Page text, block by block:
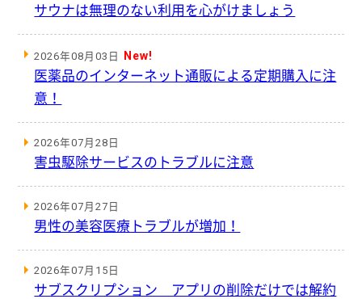
n
サウナは無理のない利用を心がけましょう
2026年08月03日 New!
医薬品のインターネット通販による定期購入に注
意！
2026年07月28日
害虫駆除サービスのトラブルに注意
2026年07月27日
男性の美容医療トラブルが増加！
2026年07月15日
サブスクリプション アプリの削除だけでは解約